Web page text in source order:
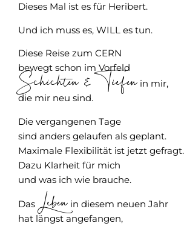
Dieses Mal ist es für Heribert.
Und ich muss es, WILL es tun.
Diese Reise zum CERN
bewegt schon im Vorfeld
Schichten & Tiefen in mir,
die mir neu sind.
Die vergangenen Tage
sind anders gelaufen als geplant.
Maximale Flexibilität ist jetzt gefragt.
Dazu Klarheit für mich
und was ich wie brauche.
Das Leben in diesem neuen Jahr
hat längst angefangen,